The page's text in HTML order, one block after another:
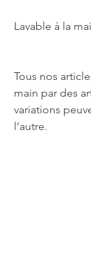
Lavable à la
Tous nos
main par des
variations
l’autre.